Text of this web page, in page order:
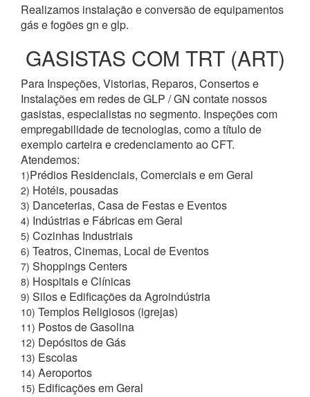
Realizamos instalação e conversão de equipamentos
gás e fogões gn e glp.
GASISTAS COM TRT (ART)
Para Inspeções, Vistorias, Reparos, Consertos e
Instalações em redes de GLP / GN contate nossos
gasistas, especialistas no segmento. Inspeções com
empregabilidade de tecnologias, como a título de
exemplo carteira e credenciamento ao CFT.
Atendemos:
1)Prédios Residenciais, Comerciais e em Geral
2) Hotéis, pousadas
3) Danceterias, Casa de Festas e Eventos
4) Indústrias e Fábricas em Geral
5) Cozinhas Industriais
6) Teatros, Cinemas, Local de Eventos
7) Shoppings Centers
8) Hospitais e Clínicas
9) Silos e Edificações da Agroindústria
10) Templos Religiosos (igrejas)
11) Postos de Gasolina
12) Depósitos de Gás
13) Escolas
14) Aeroportos
15) Edificações em Geral